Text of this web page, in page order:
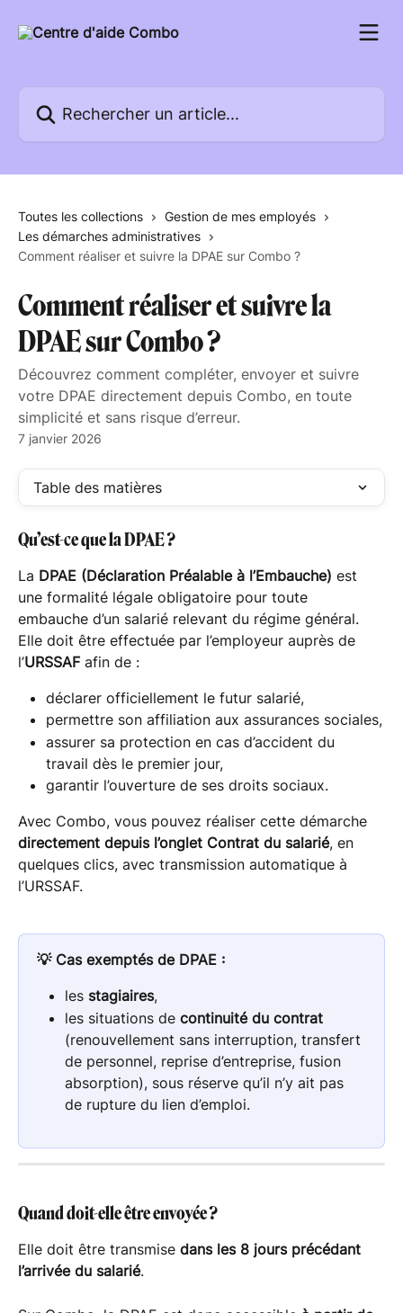
Toutes les collections
Gestion de mes employés
Les démarches administratives
Comment réaliser et suivre la DPAE sur Combo ?
Comment réaliser et suivre la
DPAE sur Combo ?
Découvrez comment compléter, envoyer et suivre
votre DPAE directement depuis Combo, en toute
simplicité et sans risque d’erreur.
7 janvier 2026
Table des matières
Qu’est-ce que la DPAE ?
La DPAE (Déclaration Préalable à l’Embauche) est
une formalité légale obligatoire pour toute
embauche d’un salarié relevant du régime général.
Elle doit être effectuée par l’employeur auprès de
l’URSSAF afin de :
déclarer officiellement le futur salarié,
permettre son affiliation aux assurances sociales,
assurer sa protection en cas d’accident du
travail dès le premier jour,
garantir l’ouverture de ses droits sociaux.
Avec Combo, vous pouvez réaliser cette démarche
directement depuis l’onglet Contrat du salarié, en
quelques clics, avec transmission automatique à
l’URSSAF.
💡 Cas exemptés de DPAE :
les stagiaires,
les situations de continuité du contrat
(renouvellement sans interruption, transfert
de personnel, reprise d’entreprise, fusion
absorption), sous réserve qu’il n’y ait pas
de rupture du lien d’emploi.
Quand doit-elle être envoyée ?
Elle doit être transmise dans les 8 jours précédant
l’arrivée du salarié.